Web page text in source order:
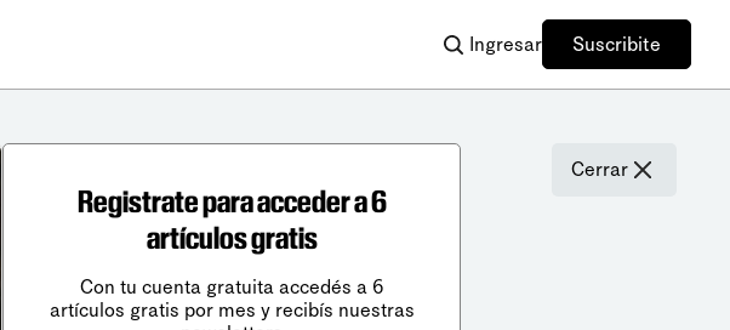
Ingresar Suscribite
Cerrar
Registrate para acceder a 6
artículos gratis
Con tu cuenta gratuita accedés a 6
artículos gratis por mes y recibís nuestras